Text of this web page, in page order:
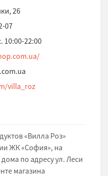
26
07
10:00-22:00
villa_roz
«Вилла Роз»
ЖК «София», на
по адресу ул. Леси
магазина